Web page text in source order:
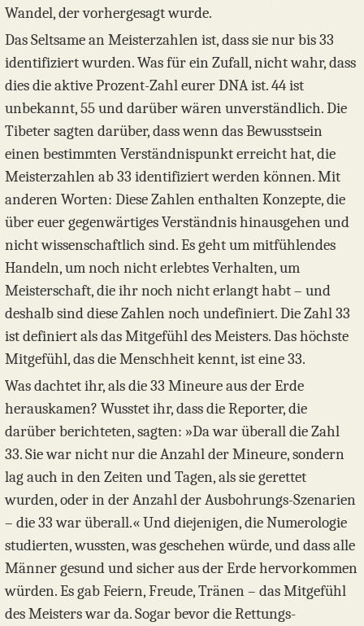
Wandel, der vorhergesagt wurde.
Das Seltsame an Meisterzahlen ist, dass sie nur bis 33
identifiziert wurden. Was für ein Zufall, nicht wahr, dass
dies die aktive Prozent-Zahl eurer DNA ist. 44 ist
unbekannt, 55 und darüber wären unverständlich. Die
Tibeter sagten darüber, dass wenn das Bewusstsein
einen bestimmten Verständnispunkt erreicht hat, die
Meisterzahlen ab 33 identifiziert werden können. Mit
anderen Worten: Diese Zahlen enthalten Konzepte, die
über euer gegenwärtiges Verständnis hinausgehen und
nicht wissenschaftlich sind. Es geht um mitfühlendes
Handeln, um noch nicht erlebtes Verhalten, um
Meisterschaft, die ihr noch nicht erlangt habt – und
deshalb sind diese Zahlen noch undefiniert. Die Zahl 33
ist definiert als das Mitgefühl des Meisters. Das höchste
Mitgefühl, das die Menschheit kennt, ist eine 33.
Was dachtet ihr, als die 33 Mineure aus der Erde
herauskamen? Wusstet ihr, dass die Reporter, die
darüber berichteten, sagten: »Da war überall die Zahl
33. Sie war nicht nur die Anzahl der Mineure, sondern
lag auch in den Zeiten und Tagen, als sie gerettet
wurden, oder in der Anzahl der Ausbohrungs-Szenarien
– die 33 war überall.« Und diejenigen, die Numerologie
studierten, wussten, was geschehen würde, und dass alle
Männer gesund und sicher aus der Erde hervorkommen
würden. Es gab Feiern, Freude, Tränen – das Mitgefühl
des Meisters war da. Sogar bevor die Rettungs-